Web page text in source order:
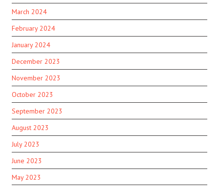
March 2024
February 2024
January 2024
December 2023
November 2023
October 2023
September 2023
August 2023
July 2023
June 2023
May 2023